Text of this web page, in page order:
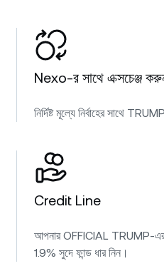
Nexo-র সাথে এক্সচেঞ্জ
নির্দিষ্ট মূল্যে নির্বাহের সাথে
Credit Line
আপনার OFFICIAL TRUMP-এর
1.9% সুদে ফান্ড ধার নিন।